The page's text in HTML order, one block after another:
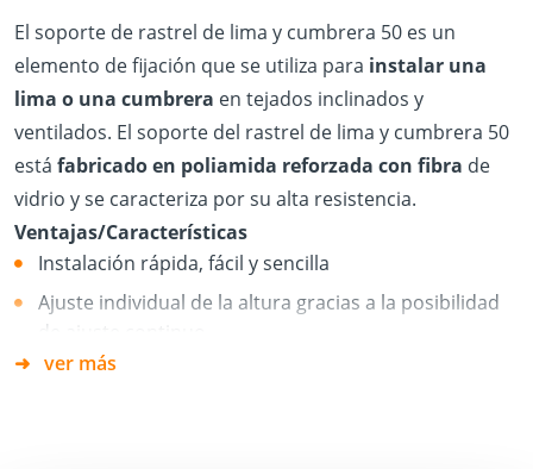
El soporte de rastrel de lima y cumbrera 50 es un
elemento de fijación que se utiliza para instalar una
lima o una cumbrera en tejados inclinados y
ventilados. El soporte del rastrel de lima y cumbrera 50
está fabricado en poliamida reforzada con fibra de
vidrio y se caracteriza por su alta resistencia.
Ventajas/Características
Instalación rápida, fácil y sencilla
Ajuste individual de la altura gracias a la posibilidad
de ajuste continuo
Aplicación flexible gracias a las longitudes variables
ver más